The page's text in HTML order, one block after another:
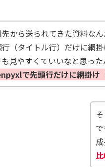
から送られてきた資料なん
（タイトル行）だけに網掛
も見やすくていいなと思った
で先頭行だけに網掛け